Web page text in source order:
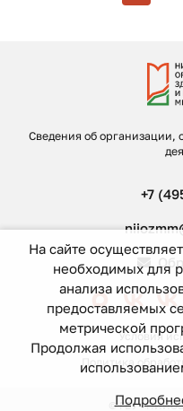
Сведения об организации,
+7
Условия
Политика
© ГБУ
На сайте
необходимых для
анализа
предоставляемых
метрической
Продолжая